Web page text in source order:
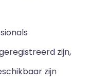
zijn,
zijn